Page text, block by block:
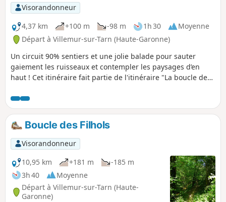
Visorandonneur
4,37 km
+100 m -98 m 1h 30
Moyenne
Départ à Villemur-sur-Tarn (Haute-Garonne)
Un circuit 90% sentiers et une jolie balade pour sauter
gaiement les ruisseaux et contempler les paysages d’en
haut ! Cet itinéraire fait partie de l'itinéraire "La boucle des
d'être accessible aux familles avec enfants.
Boucle des Filhols
Visorandonneur
10,95 km
+181 m
-185 m
3h 40
Moyenne
Départ à Villemur-sur-Tarn (Haute-
Garonne)